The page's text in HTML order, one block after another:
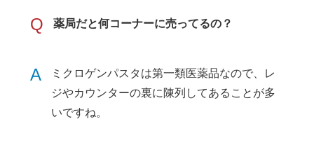
Q 薬局だと何コーナーに売ってるの？
A
ミクロゲンパスタは第一類医薬品なので、レ
ジやカウンターの裏に陳列してあることが多
いですね。